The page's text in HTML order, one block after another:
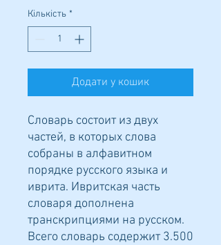
Кількість *
Додати у кошик
Словарь состоит из двух
частей, в которых слова
собраны в алфавитном
порядке русского языка и
иврита. Ивритская часть
словаря дополнена
транскрипциями на русском.
Всего словарь содержит 3.500